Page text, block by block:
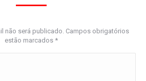
não será publicado. Campos obrigatórios
estão marcados *